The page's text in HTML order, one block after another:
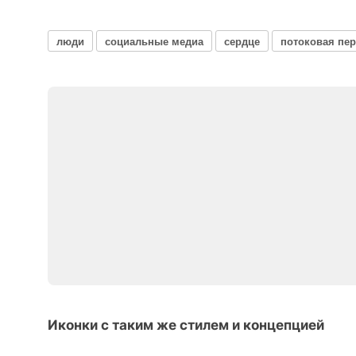
люди социальные медиа сердце потоковая
Иконки с таким же стилем и концепцией